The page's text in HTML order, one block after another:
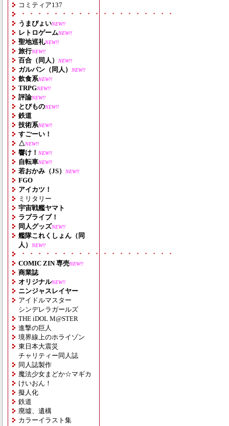
コミティア137
・・・・・・・・・・・・・・・・・・・
うまぴょいNEW!!
レトロゲームNEW!!
聖地巡礼NEW!!
旅行NEW!!
百合（同人） NEW!!
ガルパン（同人） NEW!!
飲食系NEW!!
TRPGNEW!!
評論NEW!!
とびものNEW!!
鉄道
技術系NEW!!
すごーい！
△NEW!!
響け！ NEW!!
自転車NEW!!
若おかみ（JS） NEW!!
FGO
アイカツ！
ミリタリー
宇宙戦艦ヤマト
ラブライブ！
同人グッズNEW!!
艦隊これくしょん（同
人）
NEW!!
・・・・・・・・・・・・・・・・・・・
COMIC ZIN 専売NEW!!
商業誌
オリジナルNEW!!
ニンジャスレイヤー
アイドルマスター
シンデレラガールズ
THE iDOL M@STER
進撃の巨人
境界線上のホライゾン
東日本大震災
チャリティー同人誌
同人誌製作
魔法少女まどか☆マギカ
けいおん！
擬人化
鉄道
廃墟、遺構
カラーイラスト集